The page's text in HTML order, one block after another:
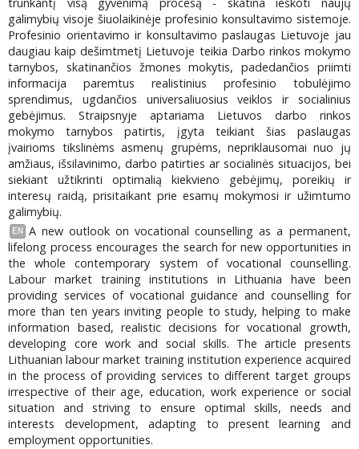
galimybių visoje šiuolaikinėje profesinio konsultavimo sistemoje.
Profesinio orientavimo ir konsultavimo paslaugas Lietuvoje jau
daugiau kaip dešimtmetį Lietuvoje teikia Darbo rinkos mokymo
tarnybos, skatinančios žmones mokytis, padedančios priimti
informacija paremtus realistinius profesinio tobulėjimo
sprendimus, ugdančios universaliuosius veiklos ir socialinius
gebėjimus. Straipsnyje aptariama Lietuvos darbo rinkos
mokymo tarnybos patirtis, įgyta teikiant šias paslaugas
įvairioms tikslinėms asmenų grupėms, nepriklausomai nuo jų
amžiaus, išsilavinimo, darbo patirties ar socialinės situacijos, bei
siekiant užtikrinti optimalią kiekvieno gebėjimų, poreikių ir
interesų raidą, prisitaikant prie esamų mokymosi ir užimtumo
galimybių.
EN
A new outlook on vocational counselling as a permanent,
lifelong process encourages the search for new opportunities in
the whole contemporary system of vocational counselling.
Labour market training institutions in Lithuania have been
providing services of vocational guidance and counselling for
more than ten years inviting people to study, helping to make
information based, realistic decisions for vocational growth,
developing core work and social skills. The article presents
Lithuanian labour market training institution experience acquired
in the process of providing services to different target groups
irrespective of their age, education, work experience or social
situation and striving to ensure optimal skills, needs and
interests development, adapting to present learning and
employment opportunities.